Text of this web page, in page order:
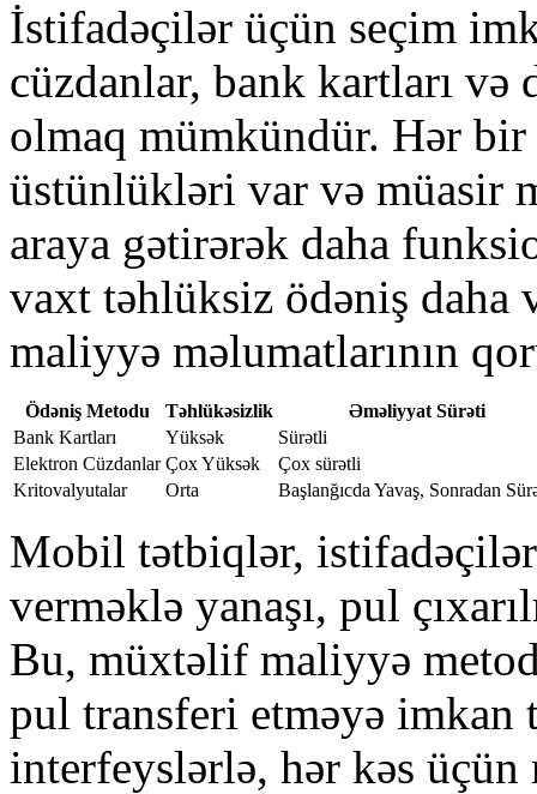
İstifadəçilər üçün seçim
cüzdanlar, bank kartları və
olmaq mümkündür. Hər bir
üstünlükləri var və müasir
araya gətirərək daha
vaxt təhlüksiz ödəniş
maliyyə məlumatlarının
Ödəniş Metodu Təhlükəsizlik
Əməliyyat Sürəti
Bank Kartları
Yüksək
Sürətli
Elektron Cüzdanlar Çox Yüksək
Çox sürətli
Kritovalyutalar
Orta Başlanğıcda Yavaş, Sonradan
Mobil tətbiqlər,
verməklə yanaşı, pul
Bu, müxtəlif maliyyə
pul transferi etməyə imkan
interfeyslərlə, hər kəs üçün